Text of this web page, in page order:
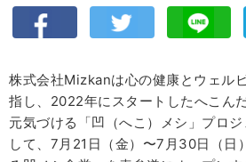
株式会社Mizkanは心の健康とウェル
指し、2022年にスタートしたへこん
元気づける「凹（へこ）メシ」プロ
して、7月21日（金）〜7月30日（日